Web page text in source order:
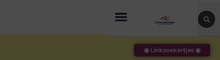
◉ Linkzoekertjes ◉